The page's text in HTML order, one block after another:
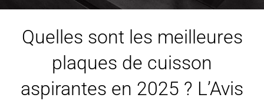
Quelles sont les meilleures
plaques de cuisson
aspirantes en 2025 ? L’Avis